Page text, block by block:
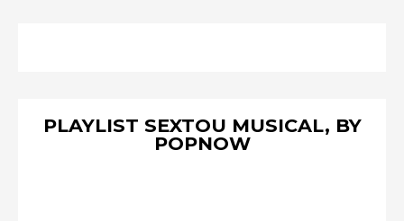
PLAYLIST SEXTOU MUSICAL, BY
POPNOW